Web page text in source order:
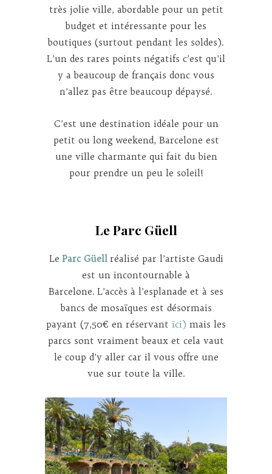
très jolie ville, abordable pour un petit
budget et intéressante pour les
boutiques (surtout pendant les soldes).
L’un des rares points négatifs c’est qu’il
y a beaucoup de français donc vous
n’allez pas être beaucoup dépaysé.
C’est une destination idéale pour un
petit ou long weekend, Barcelone est
une ville charmante qui fait du bien
pour prendre un peu le soleil!
Le Parc Güell
Le Parc Güellréalisé par l’artiste Gaudi
est un incontournable à
Barcelone. L’accès à l’esplanade et à ses
bancs de mosaïques est désormais
payant (7,50€ en réservant ici) mais les
parcs sont vraiment beaux et cela vaut
le coup d’y aller car il vous offre une
vue sur toute la ville.